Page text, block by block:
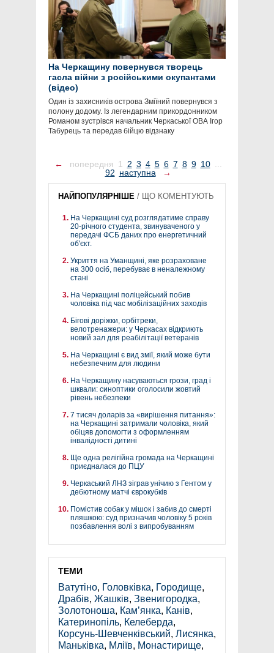
На Черкащину повернувся творець
гасла війни з російськими окупантами
(відео)
Один із захисників острова Зміїний повернувся з
полону додому. Із легендарним прикордонником
Романом зустрівся начальник Черкаської ОВА Ігор
Табурець та передав бійцю відзнаку
← попередня 1 2 3 4 5 6 7 8 9 10 ...
92 наступна →
НАЙПОПУЛЯРНІШЕ / ЩО КОМЕНТУЮТЬ
На Черкащині суд розглядатиме справу
20-річного студента, звинуваченого у
передачі ФСБ даних про енергетичний
об'єкт.
Укриття на Уманщині, яке розраховане
на 300 осіб, перебуває в неналежному
стані
На Черкащині поліцейський побив
чоловіка під час мобілізаційних заходів
Бігові доріжки, орбітреки,
велотренажери: у Черкасах відкриють
новий зал для реабілітації ветеранів
На Черкащині є вид змії, який може бути
небезпечним для людини
На Черкащину насуваються грози, град і
шквали: синоптики оголосили жовтий
рівень небезпеки
7 тисяч доларів за «вирішення питання»:
на Черкащині затримали чоловіка, який
обіцяв допомогти з оформленням
інвалідності дитині
Ще одна релігійна громада на Черкащині
приєдналася до ПЦУ
Черкаський ЛНЗ зіграв унічию з Гентом у
дебютному матчі єврокубків
Помістив собак у мішок і забив до смерті
пляшкою: суд призначив чоловіку 5 років
позбавлення волі з випробуванням
ТЕМИ
Ватутіно, Головківка, Городище,
Драбів, Жашків, Звенигородка,
Золотоноша, Кам’янка, Канів,
Катеринопіль, Келеберда,
Корсунь-Шевченківський, Лисянка,
Маньківка, Мліїв, Монастирище,